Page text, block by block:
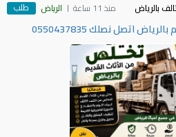
بالرياض منذ 11 ساعة الرياض طلب
اتصل نصلك 0550437835